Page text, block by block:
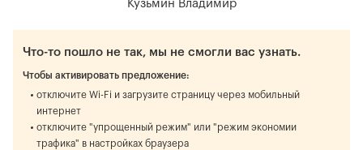
Кузьмин Владимир
Что-то пошло не так, мы не смогли вас узнать.
Чтобы активировать предложение:
отключите Wi-Fi и загрузите страницу через мобильный
интернет
отключите "упрощенный режим" или "режим экономии
трафика" в настройках браузера